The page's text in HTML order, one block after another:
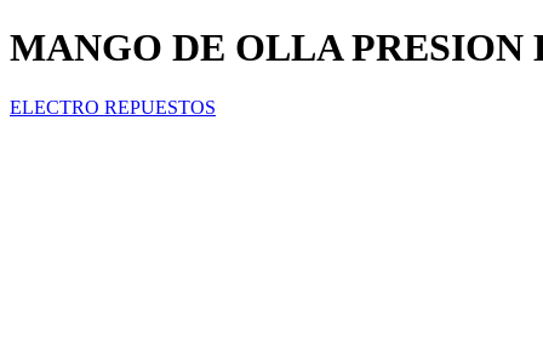
MANGO DE OLLA PRESION
ELECTRO REPUESTOS